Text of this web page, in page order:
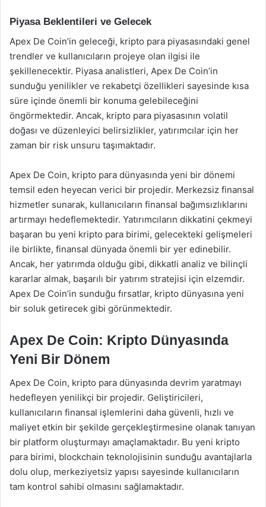
Piyasa Beklentileri ve Gelecek
Apex De Coin’in geleceği, kripto para piyasasındaki genel
trendler ve kullanıcıların projeye olan ilgisi ile
şekillenecektir. Piyasa analistleri, Apex De Coin’in
sunduğu yenilikler ve rekabetçi özellikleri sayesinde kısa
süre içinde önemli bir konuma gelebileceğini
öngörmektedir. Ancak, kripto para piyasasının volatil
doğası ve düzenleyici belirsizlikler, yatırımcılar için her
zaman bir risk unsuru taşımaktadır.
Apex De Coin, kripto para dünyasında yeni bir dönemi
temsil eden heyecan verici bir projedir. Merkezsiz finansal
hizmetler sunarak, kullanıcıların finansal bağımsızlıklarını
artırmayı hedeflemektedir. Yatırımcıların dikkatini çekmeyi
başaran bu yeni kripto para birimi, gelecekteki gelişmeleri
ile birlikte, finansal dünyada önemli bir yer edinebilir.
Ancak, her yatırımda olduğu gibi, dikkatli analiz ve bilinçli
kararlar almak, başarılı bir yatırım stratejisi için elzemdir.
Apex De Coin’in sunduğu fırsatlar, kripto dünyasına yeni
bir soluk getirecek gibi görünmektedir.
Apex De Coin: Kripto Dünyasında
Yeni Bir Dönem
Apex De Coin, kripto para dünyasında devrim yaratmayı
hedefleyen yenilikçi bir projedir. Geliştiricileri,
kullanıcıların finansal işlemlerini daha güvenli, hızlı ve
maliyet etkin bir şekilde gerçekleştirmesine olanak tanıyan
bir platform oluşturmayı amaçlamaktadır. Bu yeni kripto
para birimi, blockchain teknolojisinin sunduğu avantajlarla
dolu olup, merkeziyetsiz yapısı sayesinde kullanıcıların
tam kontrol sahibi olmasını sağlamaktadır.